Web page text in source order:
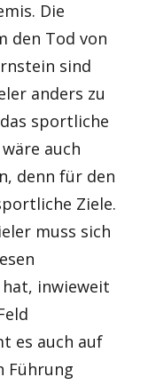
Die
den Tod von
sind
anders zu
sportliche
auch
denn für den
Ziele.
muss sich
inwieweit
es auch auf
Führung